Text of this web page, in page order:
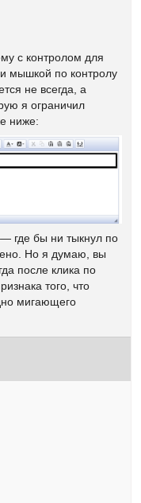
с контролом для
мышкой по контролу
не всегда, а
я ограничил
ниже:
где бы ни тыкнул по
Но я думаю, вы
после клика по
того, что
мигающего